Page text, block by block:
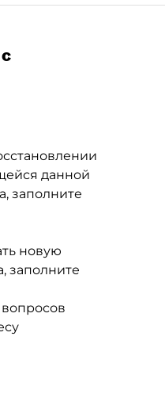
данной
заполните
новую
заполните